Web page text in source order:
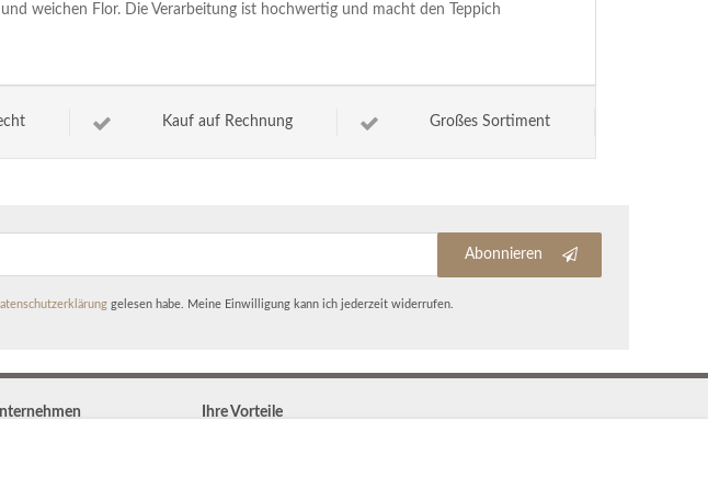
weichen Flor. Die Verarbeitung ist hochwertig und macht den Teppich
Kauf auf Rechnung Großes Sortiment
Abonnieren
gelesen habe. Meine Einwilligung kann ich jederzeit widerrufen.
Ihre Vorteile